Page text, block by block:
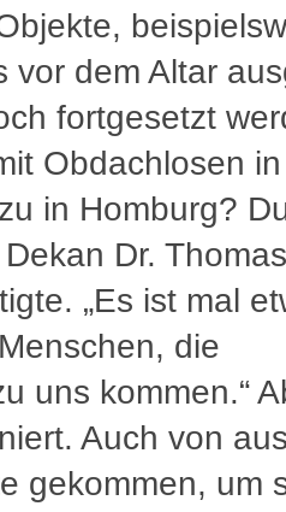
vor dem Altar
fortgesetzt
Obdachlosen
in Homburg?
Dr. Thomas
„Es ist mal
die
uns kommen.“
Auch von
gekommen, um